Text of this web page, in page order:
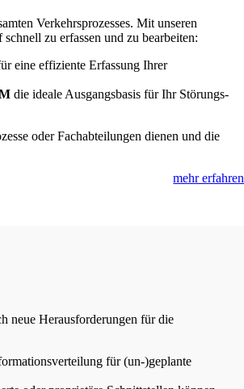
Verkehrsprozesses. Mit unseren
zu erfassen und zu bearbeiten:
eine effiziente Erfassung Ihrer
die ideale Ausgangsbasis für Ihr Störungs-
oder Fachabteilungen dienen und die
mehr erfahren
neue Herausforderungen für die
für (un-)geplante